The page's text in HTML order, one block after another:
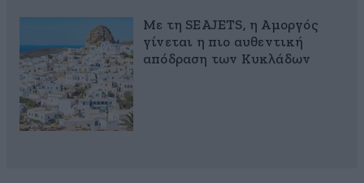
Με τη SEAJETS, η Αμοργός
γίνεται η πιο αυθεντική
απόδραση των Κυκλάδων